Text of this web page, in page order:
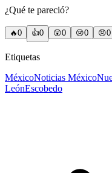
¿Qué te pareció?
🔥0 👍0 😲0 😢0 😠0
Etiquetas
MéxicoNoticias México
LeónEscobedo